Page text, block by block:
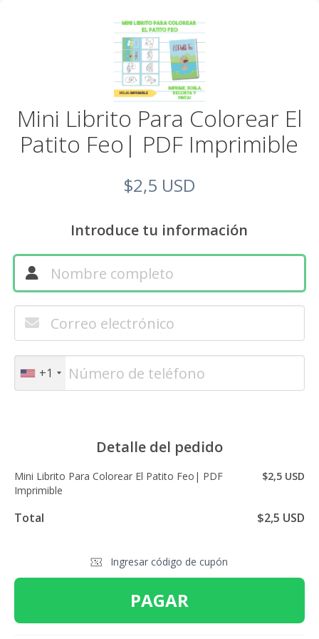
Mini Librito Para Colorear El
Patito Feo| PDF Imprimible
$2,5 USD
Introduce tu información
+1
Detalle del pedido
Mini Librito Para Colorear El Patito Feo| PDF
Imprimible
$2,5 USD
Total $2,5 USD
Ingresar código de cupón
PAGAR